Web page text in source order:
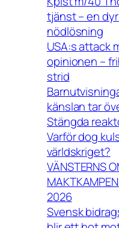
tjänst – en
nödlösning
USA:s attack
opinionen –
strid
känslan tar
Stängda
Varför dog
världskriget?
VÄNSTERNS
2026
Svensk